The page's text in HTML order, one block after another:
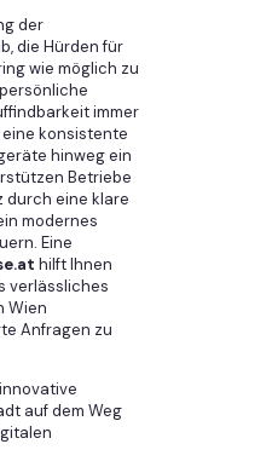
der
die Hürden für
wie möglich zu
immer
konsistente
hinweg ein
Betriebe
durch eine klare
modernes
Eine
hilft Ihnen
verlässliches
Wien
Anfragen zu
auf dem Weg